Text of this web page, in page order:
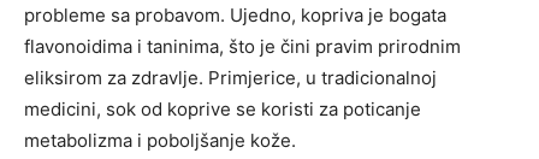
probleme sa probavom. Ujedno, kopriva je bogata
flavonoidima i taninima, što je čini pravim prirodnim
eliksirom za zdravlje. Primjerice, u tradicionalnoj
medicini, sok od koprive se koristi za poticanje
metabolizma i poboljšanje kože.